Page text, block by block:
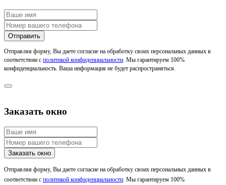
Отправляя форму, Вы даете согласие на обработку своих персональных данных в
соответствии с политикой конфиденциальности . Мы гарантируем 100%
конфиденциальность. Ваша информация не будет распространяться.
Заказать окно
Отправляя форму, Вы даете согласие на обработку своих персональных данных в
соответствии с политикой конфиденциальности. Мы гарантируем 100%